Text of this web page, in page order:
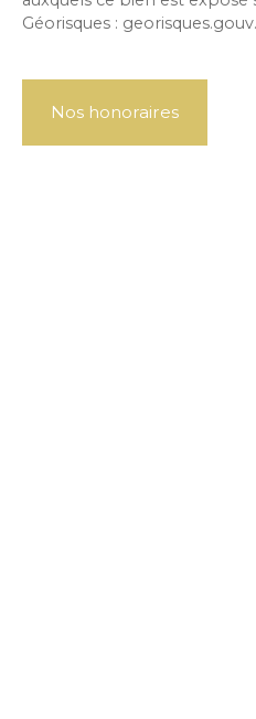
Géorisques :
Nos honoraires